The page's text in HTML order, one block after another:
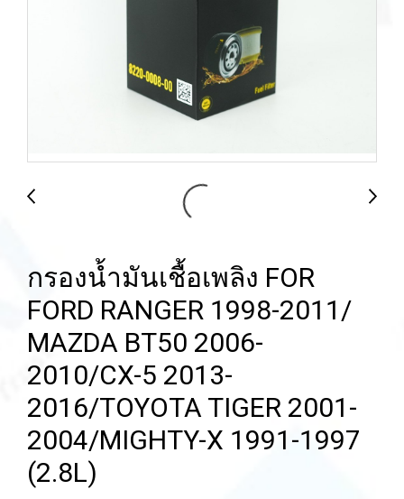
กรองน้ำมันเชื้อเพลิง FOR
FORD RANGER 1998-2011/
MAZDA BT50 2006-
2010/CX-5 2013-
2016/TOYOTA TIGER 2001-
2004/MIGHTY-X 1991-1997
(2.8L)